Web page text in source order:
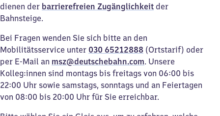
dienen der barrierefreien Zugänglichkeit der
Bahnsteige.
Bei Fragen wenden Sie sich bitte an den
Mobilitätsservice unter 030 65212888 (Ortstarif) oder
per E-Mail an msz@deutschebahn.com. Unsere
Kolleg:innen sind montags bis freitags von 06:00 bis
22:00 Uhr sowie samstags, sonntags und an Feiertagen
von 08:00 bis 20:00 Uhr für Sie erreichbar.